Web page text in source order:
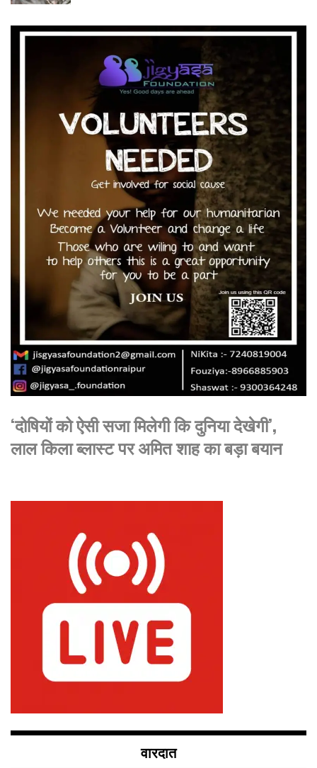
‘दोषियों को ऐसी सजा मिलेगी कि दुनिया देखेगी’,
लाल किला ब्लास्ट पर अमित शाह का बड़ा बयान
वारदात